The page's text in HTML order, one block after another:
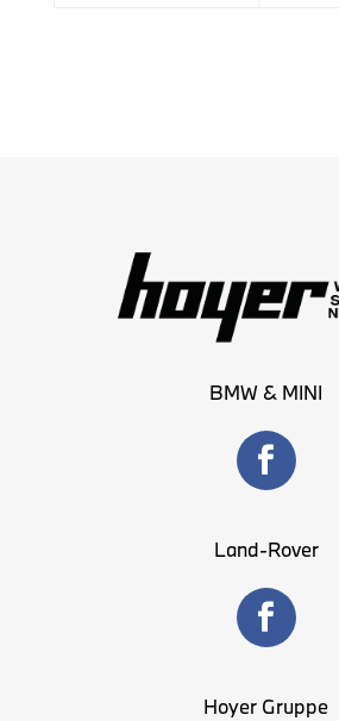
BMW & MINI
Land-Rover
Hoyer Gruppe